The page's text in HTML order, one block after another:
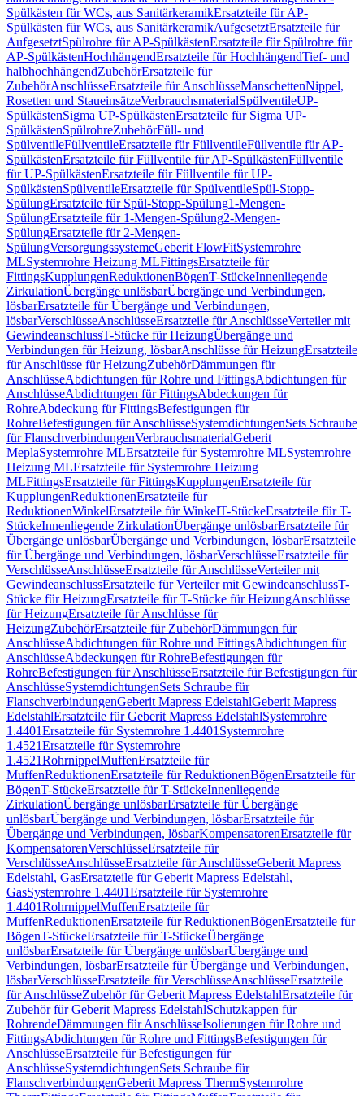
Spülkästen für WCs, aus SanitärkeramikErsatzteile für AP-
Spülkästen für WCs, aus SanitärkeramikAufgesetztErsatzteile für
AufgesetztSpülrohre für AP-SpülkästenErsatzteile für Spülrohre für
AP-SpülkästenHochhängendErsatzteile für HochhängendTief- und
halbhochhängendZubehörErsatzteile für
ZubehörAnschlüsseErsatzteile für AnschlüsseManschettenNippel,
Rosetten und StaueinsätzeVerbrauchsmaterialSpülventileUP-
SpülkästenSigma UP-SpülkästenErsatzteile für Sigma UP-
SpülkästenSpülrohreZubehörFüll- und
SpülventileFüllventileErsatzteile für FüllventileFüllventile für AP-
SpülkästenErsatzteile für Füllventile für AP-SpülkästenFüllventile
für UP-SpülkästenErsatzteile für Füllventile für UP-
SpülkästenSpülventileErsatzteile für SpülventileSpül-Stopp-
SpülungErsatzteile für Spül-Stopp-Spülung1-Mengen-
SpülungErsatzteile für 1-Mengen-Spülung2-Mengen-
SpülungErsatzteile für 2-Mengen-
SpülungVersorgungssystemeGeberit FlowFitSystemrohre
MLSystemrohre Heizung MLFittingsErsatzteile für
FittingsKupplungenReduktionenBögenT-StückeInnenliegende
ZirkulationÜbergänge unlösbarÜbergänge und Verbindungen,
lösbarErsatzteile für Übergänge und Verbindungen,
lösbarVerschlüsseAnschlüsseErsatzteile für AnschlüsseVerteiler mit
GewindeanschlussT-Stücke für HeizungÜbergänge und
Verbindungen für Heizung, lösbarAnschlüsse für HeizungErsatzteile
für Anschlüsse für HeizungZubehörDämmungen für
AnschlüsseAbdichtungen für Rohre und FittingsAbdichtungen für
AnschlüsseAbdichtungen für FittingsAbdeckungen für
RohreAbdeckung für FittingsBefestigungen für
RohreBefestigungen für AnschlüsseSystemdichtungenSets Schraube
für FlanschverbindungenVerbrauchsmaterialGeberit
MeplaSystemrohre MLErsatzteile für Systemrohre MLSystemrohre
Heizung MLErsatzteile für Systemrohre Heizung
MLFittingsErsatzteile für FittingsKupplungenErsatzteile für
KupplungenReduktionenErsatzteile für
ReduktionenWinkelErsatzteile für WinkelT-StückeErsatzteile für T-
StückeInnenliegende ZirkulationÜbergänge unlösbarErsatzteile für
Übergänge unlösbarÜbergänge und Verbindungen, lösbarErsatzteile
für Übergänge und Verbindungen, lösbarVerschlüsseErsatzteile für
VerschlüsseAnschlüsseErsatzteile für AnschlüsseVerteiler mit
GewindeanschlussErsatzteile für Verteiler mit GewindeanschlussT-
Stücke für HeizungErsatzteile für T-Stücke für HeizungAnschlüsse
für HeizungErsatzteile für Anschlüsse für
HeizungZubehörErsatzteile für ZubehörDämmungen für
AnschlüsseAbdichtungen für Rohre und FittingsAbdichtungen für
AnschlüsseAbdeckungen für RohreBefestigungen für
RohreBefestigungen für AnschlüsseErsatzteile für Befestigungen für
AnschlüsseSystemdichtungenSets Schraube für
FlanschverbindungenGeberit Mapress EdelstahlGeberit Mapress
EdelstahlErsatzteile für Geberit Mapress EdelstahlSystemrohre
1.4401Ersatzteile für Systemrohre 1.4401 Systemrohre
1.4521Ersatzteile für Systemrohre
1.4521RohrnippelMuffenErsatzteile für
MuffenReduktionenErsatzteile für ReduktionenBögenErsatzteile für
BögenT-StückeErsatzteile für T-StückeInnenliegende
ZirkulationÜbergänge unlösbarErsatzteile für Übergänge
unlösbarÜbergänge und Verbindungen, lösbarErsatzteile für
Übergänge und Verbindungen, lösbarKompensatorenErsatzteile für
KompensatorenVerschlüsseErsatzteile für
VerschlüsseAnschlüsseErsatzteile für AnschlüsseGeberit Mapress
Edelstahl, GasErsatzteile für Geberit Mapress Edelstahl,
GasSystemrohre 1.4401Ersatzteile für Systemrohre
1.4401RohrnippelMuffenErsatzteile für
MuffenReduktionenErsatzteile für ReduktionenBögenErsatzteile für
BögenT-StückeErsatzteile für T-StückeÜbergänge
unlösbarErsatzteile für Übergänge unlösbarÜbergänge und
Verbindungen, lösbarErsatzteile für Übergänge und Verbindungen,
lösbarVerschlüsseErsatzteile für VerschlüsseAnschlüsseErsatzteile
für AnschlüsseZubehör für Geberit Mapress EdelstahlErsatzteile für
Zubehör für Geberit Mapress EdelstahlSchutzkappen für
RohrendeDämmungen für AnschlüsseIsolierungen für Rohre und
FittingsAbdichtungen für Rohre und FittingsBefestigungen für
AnschlüsseErsatzteile für Befestigungen für
AnschlüsseSystemdichtungenSets Schraube für
FlanschverbindungenGeberit Mapress ThermSystemrohre